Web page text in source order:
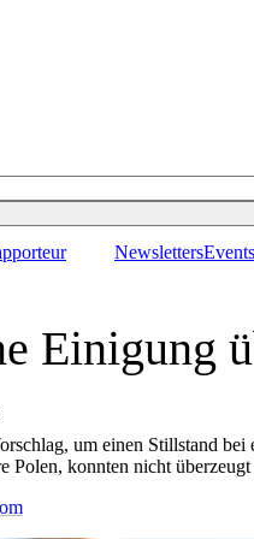
NewslettersEvents
Einigung
um einen Stillstand
Polen, konnten nicht